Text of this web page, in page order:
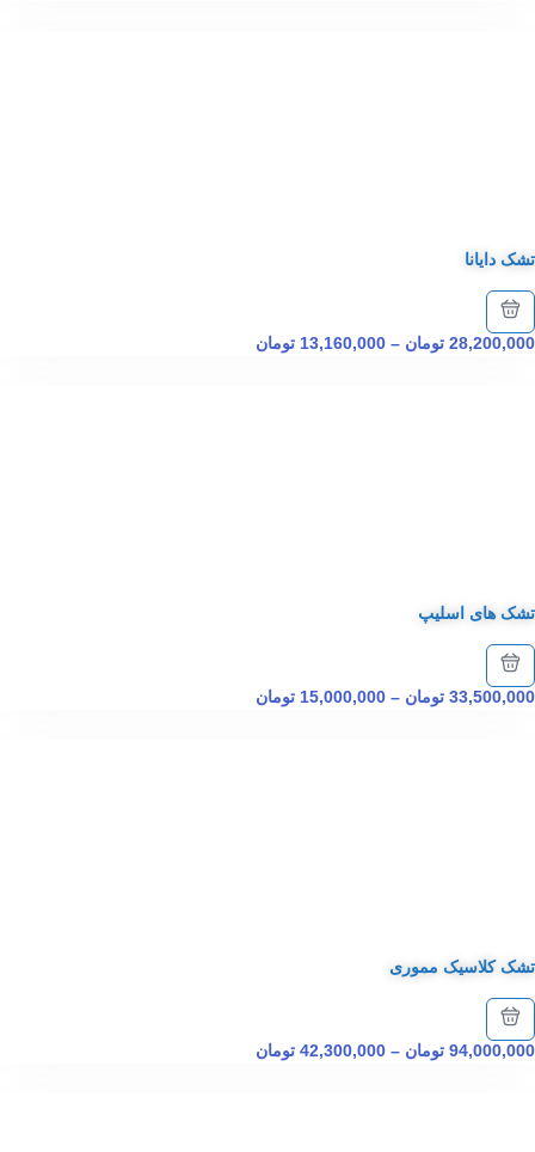
تشک دایانا
28,200,000 تومان –
13,160,000 تومان
تشک های اسلیپ
33,500,000 تومان –
15,000,000 تومان
تشک کلاسیک مموری
94,000,000 تومان –
42,300,000 تومان